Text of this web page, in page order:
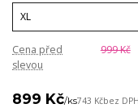
Cena před
slevou
999 Kč
899 Kč/ks743 Kčbez DPH